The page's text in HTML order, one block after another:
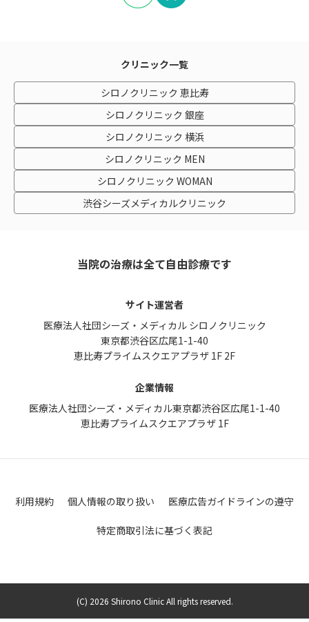
クリニック一覧
シロノクリニック 恵比寿
シロノクリニック 銀座
シロノクリニック 横浜
シロノクリニック MEN
シロノクリニック WOMAN
渋谷シーズメディカルクリニック
当院の治療は全て自由診療です
サイト運営者
医療法人社団シーズ・メディカル シロノクリニック
東京都渋谷区広尾1-1-40
恵比寿プライムスクエアプラザ 1F 2F
企業情報
医療法人社団シーズ・メディカル東京都渋谷区広尾1-1-40
恵比寿プライムスクエアプラザ 1F
利用規約 個人情報の取り扱い 医療広告ガイドラインの遵守
特定商取引法に基づく表記
(C) 2026 Shirono Clinic All rights reserved.